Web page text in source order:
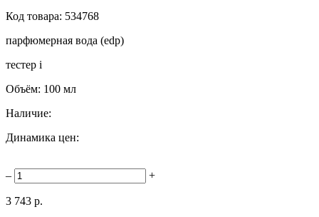
Код товара: 534768
парфюмерная вода (edp)
тестер i
Объём: 100 мл
Наличие:
Динамика цен:
– +
3 743 р.